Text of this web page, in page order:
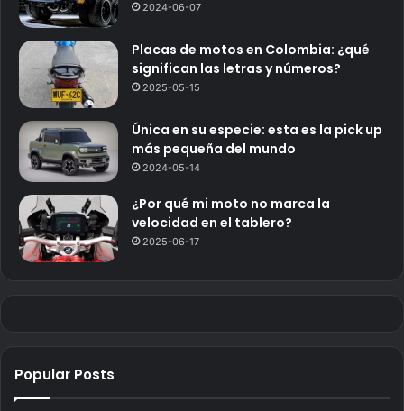
2024-06-07
Placas de motos en Colombia: ¿qué
significan las letras y números?
2025-05-15
Única en su especie: esta es la pick up
más pequeña del mundo
2024-05-14
¿Por qué mi moto no marca la
velocidad en el tablero?
2025-06-17
Popular Posts